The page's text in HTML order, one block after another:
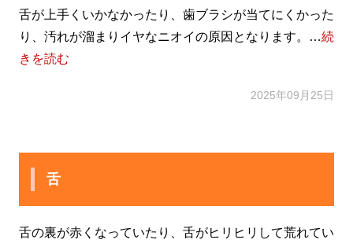
舌が上手くいかなかったり、歯ブラシが当てにくかった
り、汚れが溜まりイヤなニオイの原因となります。…続
きを読む
2025年09月25日
舌
舌の裏が赤くなっていたり、舌がヒリヒリして荒れてい